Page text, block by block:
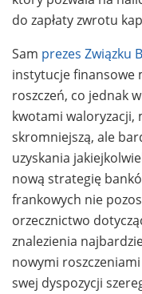
do zapłaty zwrotu
Sam prezes Związku
instytucje finansowe
roszczeń, co jednak
kwotami waloryzacji,
skromniejszą, ale
uzyskania
nową strategię
frankowych nie
orzecznictwo
znalezienia
nowymi
swej dyspozycji